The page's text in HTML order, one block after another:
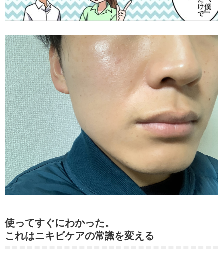
使ってすぐにわかった。
これはニキビケアの常識を変える